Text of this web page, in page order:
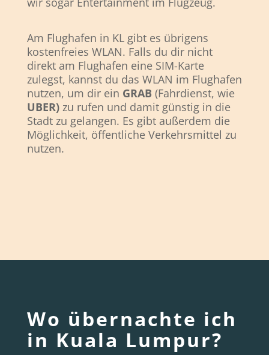
Am Flughafen in KL gibt es übrigens
kostenfreies WLAN. Falls du dir nicht
direkt am Flughafen eine SIM-Karte
zulegst, kannst du das WLAN im Flughafen
nutzen, um dir ein GRAB (Fahrdienst, wie
UBER)zu rufen und damit günstig in die
Stadt zu gelangen. Es gibt außerdem die
Möglichkeit, öffentliche Verkehrsmittel zu
nutzen.
Wo übernachte ich
in Kuala Lumpur?